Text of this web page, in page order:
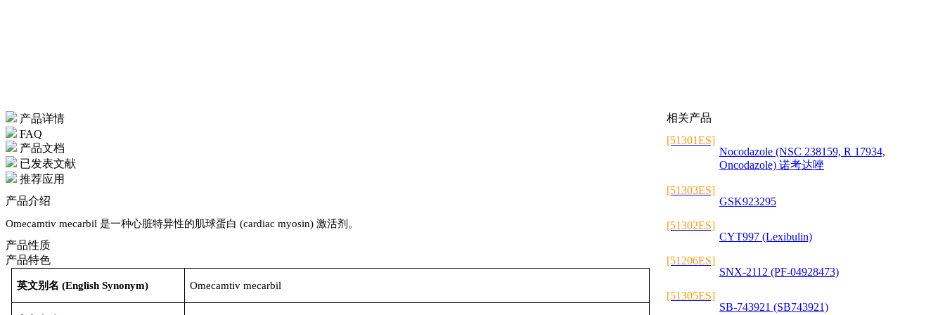
产品详情
FAQ
产品文档
已发表文献
推荐应用
产品介绍
Omecamtiv mecarbil 是一种心脏特异性的肌球蛋白 (cardiac myosin) 激活剂。
产品性质
产品特色
英文别名 (English Synonym) Omecamtiv mecarbil
相关产品
[51301ES]
Nocodazole (NSC 238159, R 17934,
Oncodazole) 诺考达唑
[51303ES]
GSK923295
[51302ES]
CYT997 (Lexibulin)
[51206ES]
SNX-2112 (PF-04928473)
[51305ES]
SB-743921 (SB743921)